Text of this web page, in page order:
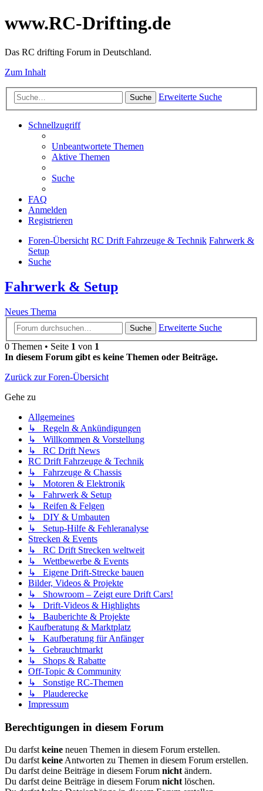
www.RC-Drifting.de
Das RC drifting Forum in Deutschland.
Zum Inhalt
Suche Erweiterte Suche
Schnellzugriff
Unbeantwortete Themen
Aktive Themen
Suche
FAQ
Anmelden
Registrieren
Foren-Übersicht RC Drift Fahrzeuge & Technik Fahrwerk &
Setup
Suche
Fahrwerk & Setup
Neues Thema
Suche
Erweiterte Suche
0 Themen • Seite 1 von 1
In diesem Forum gibt es keine Themen oder Beiträge.
Zurück zur Foren-Übersicht
Gehe zu
Allgemeines
↳ Regeln & Ankündigungen
↳ Willkommen & Vorstellung
↳ RC Drift News
RC Drift Fahrzeuge & Technik
↳ Fahrzeuge & Chassis
↳ Motoren & Elektronik
↳ Fahrwerk & Setup
↳ Reifen & Felgen
↳ DIY & Umbauten
↳ Setup-Hilfe & Fehleranalyse
Strecken & Events
↳ RC Drift Strecken weltweit
↳ Wettbewerbe & Events
↳ Eigene Drift-Strecke bauen
Bilder, Videos & Projekte
↳ Showroom – Zeigt eure Drift Cars!
↳ Drift-Videos & Highlights
↳ Bauberichte & Projekte
Kaufberatung & Marktplatz
↳ Kaufberatung für Anfänger
↳ Gebrauchtmarkt
↳ Shops & Rabatte
Off-Topic & Community
↳ Sonstige RC-Themen
↳ Plauderecke
Impressum
Berechtigungen in diesem Forum
Du darfst keine neuen Themen in diesem Forum erstellen.
Du darfst keine Antworten zu Themen in diesem Forum erstellen.
Du darfst deine Beiträge in diesem Forum nicht ändern.
Du darfst deine Beiträge in diesem Forum nicht löschen.